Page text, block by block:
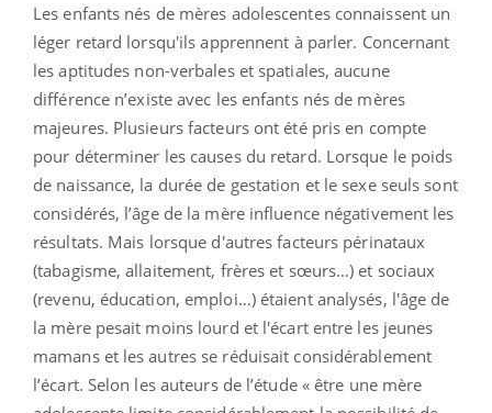
Les enfants nés de mères adolescentes connaissent un
léger retard lorsqu'ils apprennent à parler. Concernant
les aptitudes non-verbales et spatiales, aucune
différence n’existe avec les enfants nés de mères
majeures. Plusieurs facteurs ont été pris en compte
pour déterminer les causes du retard. Lorsque le poids
de naissance, la durée de gestation et le sexe seuls sont
considérés, l’âge de la mère influence négativement les
résultats. Mais lorsque d'autres facteurs périnataux
(tabagisme, allaitement, frères et sœurs…) et sociaux
(revenu, éducation, emploi…) étaient analysés, l'âge de
la mère pesait moins lourd et l'écart entre les jeunes
mamans et les autres se réduisait considérablement
l’écart. Selon les auteurs de l’étude « être une mère